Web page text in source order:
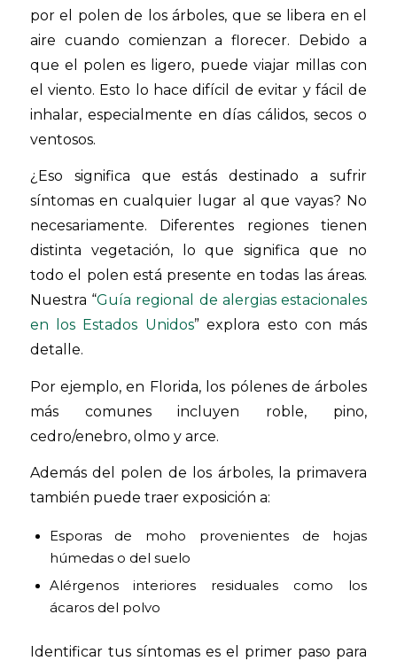
por el polen de los árboles, que se libera en el
aire cuando comienzan a florecer. Debido a
que el polen es ligero, puede viajar millas con
el viento. Esto lo hace difícil de evitar y fácil de
inhalar, especialmente en días cálidos, secos o
ventosos.
¿Eso significa que estás destinado a sufrir
síntomas en cualquier lugar al que vayas? No
necesariamente. Diferentes regiones tienen
distinta vegetación, lo que significa que no
todo el polen está presente en todas las áreas.
Nuestra “Guía regional de alergias estacionales
en los Estados Unidos” explora esto con más
detalle.
Por ejemplo, en Florida, los pólenes de árboles
más comunes incluyen roble, pino,
cedro/enebro, olmo y arce.
Además del polen de los árboles, la primavera
también puede traer exposición a:
Esporas de moho provenientes de hojas
húmedas o del suelo
Alérgenos interiores residuales como los
ácaros del polvo
Identificar tus síntomas es el primer paso para